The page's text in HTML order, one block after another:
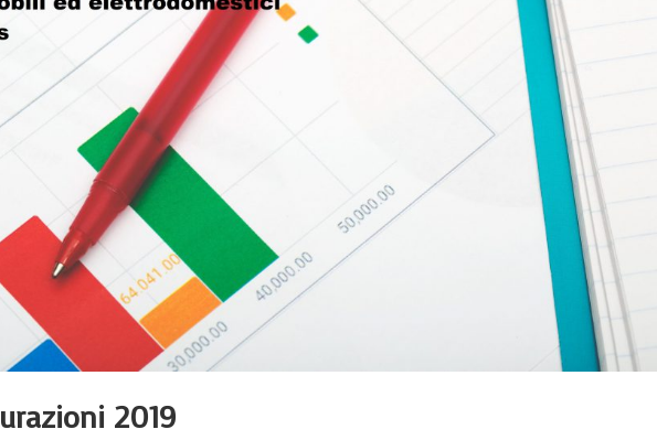
2019